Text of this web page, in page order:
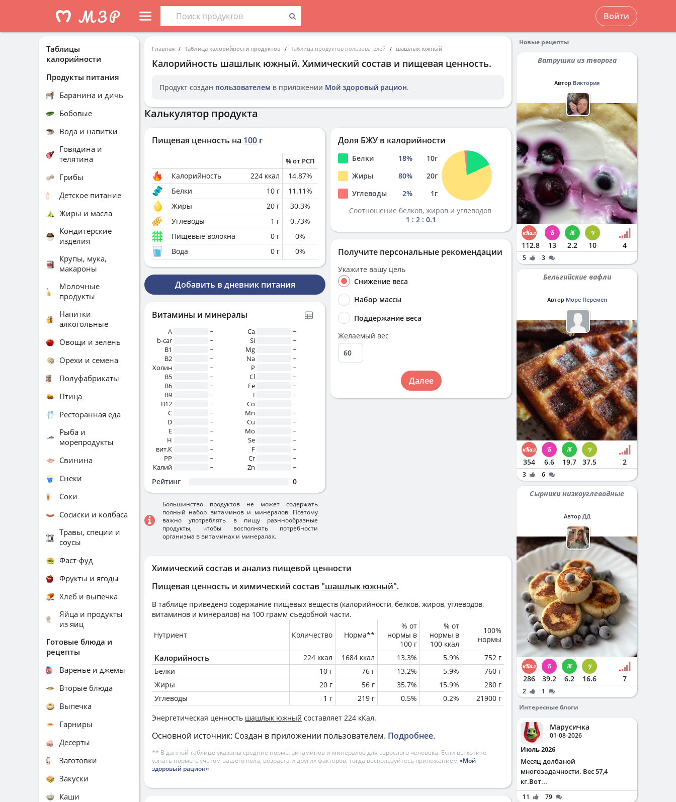
Войти
Главная Таблица калорийности продуктов Таблица продуктов пользователей шашлык южный
Калорийность шашлык южный. Химический состав и пищевая ценность.
Продукт создан пользователем в приложении Мой здоровый рацион.
Химический состав и анализ пищевой ценности
Пищевая ценность и химический состав "шашлык южный".
В таблице приведено содержание пищевых веществ (калорийности, белков, жиров, углеводов,
витаминов и минералов) на 100 грамм съедобной части.
Нутриент Количество Норма**
% от
нормы в
100 г
% от
нормы в
100 ккал
100%
нормы
Калорийность 224 ккал 1684 ккал 13.3% 5.9%
752 г
Белки
10 г 76 г 13.2% 5.9%
760 г
Жиры
20 г 56 г 35.7% 15.9%
280 г
Углеводы
1 г 219 г 0.5% 0.2% 21900 г
Энергетическая ценность шашлык южный составляет 224 кКал.
Основной источник: Создан в приложении пользователем. Подробнее.
** В данной таблице указаны средние нормы витаминов и минералов для взрослого человека. Если вы хотите
узнать нормы с учетом вашего пола, возраста и других факторов, тогда воспользуйтесь приложением «Мой
здоровый рацион».
Калькулятор продукта
Пищевая ценность на 100 г
% от РСП
Калорийность 224 ккал 14.87%
Белки
10 г 11.11%
Жиры
20 г 30.3%
Углеводы
1 г 0.73%
Пищевые волокна
0 г 0%
Вода
0 г 0%
Добавить в дневник питания
Витамины и минералы
A
~
b-car
~
В1
~
B2
~
Холин
~
B5
~
B6
~
B9
~
B12
~
C
~
D
~
E
~
H
~
вит.К
~
PP
~
Калий
~
Ca
~
Si
~
Mg
~
Na
~
P
~
Cl
~
Fe
~
I
~
Co
~
Mn
~
Cu
~
Mo
~
Se
~
F
~
Cr
~
Zn
~
Рейтинг 0
Большинство продуктов не может содержать
полный набор витаминов и минералов. Поэтому
важно употреблять в пищу разннообразные
продукты, чтобы восполнять потребности
организма в витаминах и минералах.
Доля БЖУ в калорийности
Белки 18% 10г
Жиры
80% 20г
Углеводы
2% 1г
Соотношение белков, жиров и углеводов
1 : 2 : 0.1
Получите персональные рекомендации
Укажите вашу цель
Снижение веса
Набор массы
Поддержание веса
Желаемый вес
Далее
Таблицы
калорийности
Продукты питания
Баранина и дичь
Бобовые
Вода и напитки
Говядина и
телятина
Грибы
Детское питание
Жиры и масла
Кондитерские
изделия
Крупы, мука,
макароны
Молочные
продукты
Напитки
алкогольные
Овощи и зелень
Орехи и семена
Полуфабрикаты
Птица
Ресторанная еда
Рыба и
морепродукты
Свинина
Снеки
Соки
Сосиски и колбаса
Травы, специи и
соусы
Фаст-фуд
Фрукты и ягоды
Хлеб и выпечка
Яйца и продукты
из яиц
Готовые блюда и
рецепты
Варенье и джемы
Вторые блюда
Выпечка
Гарниры
Десерты
Заготовки
Закуски
Каши
Новые рецепты
Ватрушки из творога
Автор Виктория
112.8 13 2.2 10 4
5 3
Бельгийские вафли
Автор Море Перемен
354 6.6 19.7 37.5 2
3 6
Сырники низкоуглеводные
Автор ДД
286 39.2 6.2 16.6 7
2
1
Интересные блоги
Марусичка
01-08-2026
Июль 2026
Месяц долбаной
многозадачности. Вес 57,4
кг.Вот...
11 79